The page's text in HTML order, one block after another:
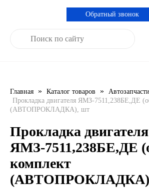
ELF
IDEMITSU
LIQUI MOLY
LUXE
Система контроля качества
Сертификация продукции
Обратный звонок
Главная » Каталог товаров » Автозапчасти
Прокладка двигателя ЯМЗ-7511,238БЕ,ДЕ
(АВТОПРОКЛАДКА), шт
Прокладка двигателя
ЯМЗ-7511,238БЕ,ДЕ
комплект